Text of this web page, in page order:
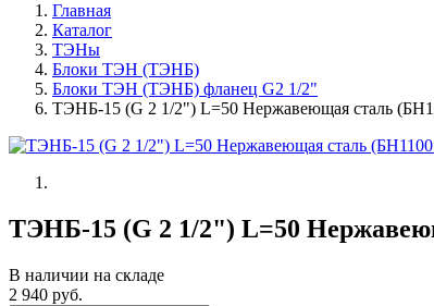
Главная
Каталог
ТЭНы
Блоки ТЭН (ТЭНБ)
Блоки ТЭН (ТЭНБ) фланец G2 1/2"
ТЭНБ-15 (G 2 1/2") L=50 Нержавеющая сталь
ТЭНБ-15 (G 2 1/2") L=50
В наличии на складе
2 940 руб.